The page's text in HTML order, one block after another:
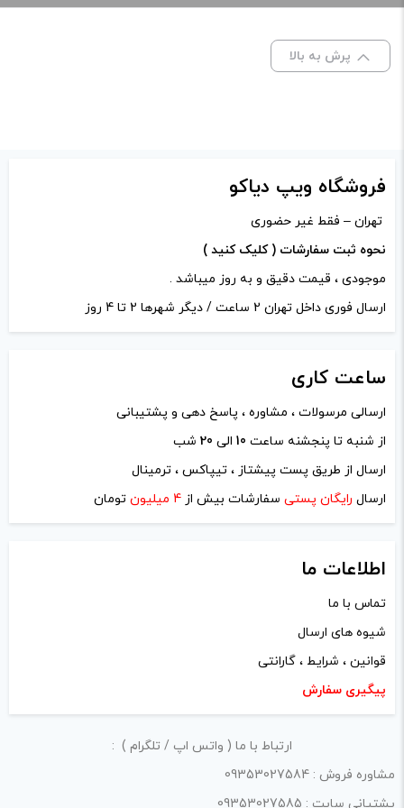
نشانی ایمیل شما منتشر نخواهد شد.
علامت‌گذاری شده‌اند
دیدگاه شما*
نام*
ایمیل*
ذخیره نام، ایمیل و وبسایت من در مرورگر برای زمانی که دوباره
دیدگاهی می‌نویسم.
لازم است محتوای ارسالی منطبق برعرف و شئونات جامعه و با
بیانی رسمی و عاری از لحن تند، تمسخرو توهین باشد.
از ارسال لینک‌های سایت‌های دیگر و ارایه‌ی اطلاعات شخصی
خودتان مثل شماره تماس، ایمیل و آی‌دی شبکه‌های اجتماعی
پرش به بالا
فروشگاه ویپ دیاکو
تهران – فقط غیر حضوری
نحوه ثبت سفارشات ( کلیک کنید )
موجودی ، قیمت دقیق و به روز میباشد .
ارسال فوری داخل تهران 2 ساعت / دیگر شهرها 2 تا 4 روز
ساعت کاری
ارسالی مرسولات ، مشاوره ، پاسخ دهی و پشتیبانی
از شنبه تا پنجشنه ساعت 10 الی 20 شب
ارسال از طریق پست پیشتاز ، تیپاکس ، ترمینال
ارسال رایگان پستی سفارشات بیش از 4 میلیون تومان
اطلاعات ما
تماس با ما
شیوه های ارسال
قوانین ، شرایط ، گارانتی
پیگیری سفارش
ارتباط با ما ( واتس اپ / تلگرام ) :
مشاوره فروش : 09353027584
پشتیانی سایت : 09353027585